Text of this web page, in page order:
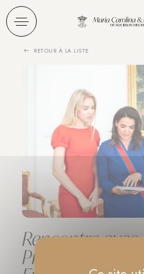
RETOUR À LA LISTE
Rencontre
Présidente